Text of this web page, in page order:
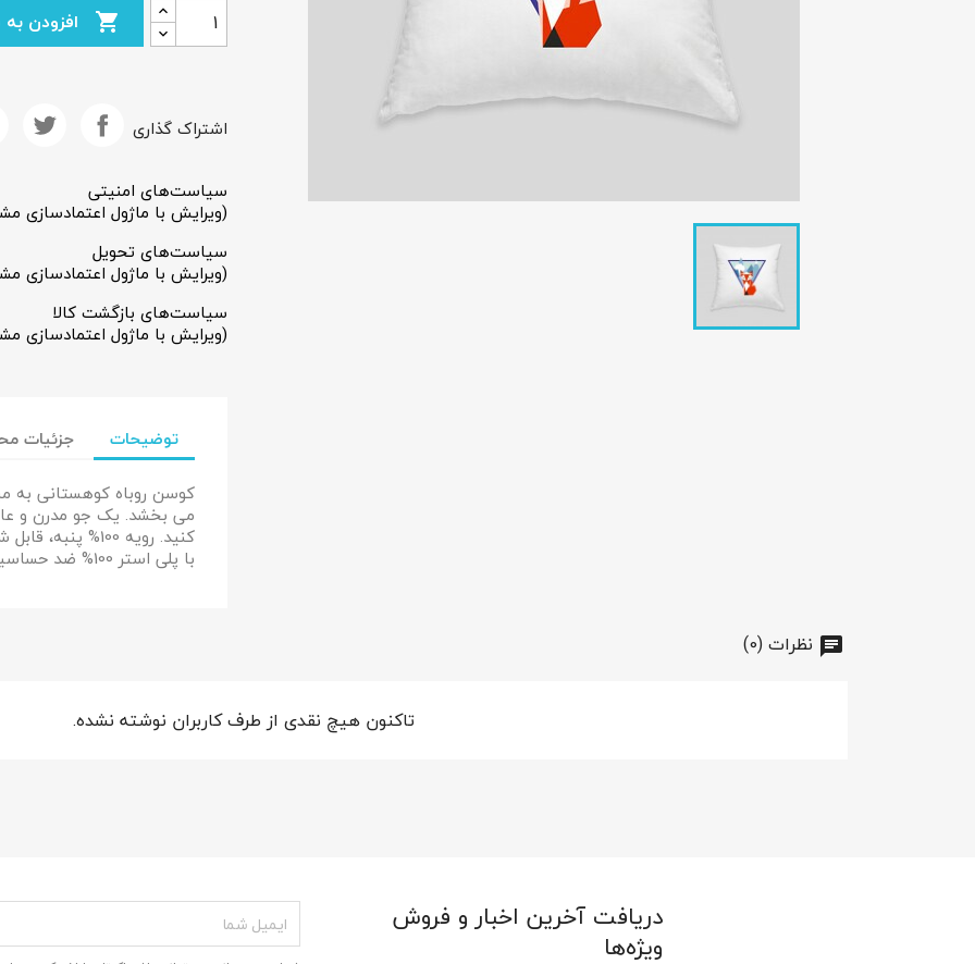

اشتراک گذاری
سیاست‌های امنیتی
(ویرایش با ماژول اعتمادسازی
سیاست‌های تحویل
(ویرایش با ماژول اعتمادسازی
سیاست‌های بازگشت کالا
(ویرایش با ماژول اعتمادسازی
توضیحات
جزئیات
کوسن روباه کوهستانی به
می بخشد. یک جو مدرن و
با پلی استر 100% ضد حساسیت.
نظرات (0)
تاکنون هیچ نقدی از طرف کاربران نوشته نشده.
دریافت آخرین اخبار و فروش
ویژه‌ها
ایجاد لیست علاقمندی‌ها